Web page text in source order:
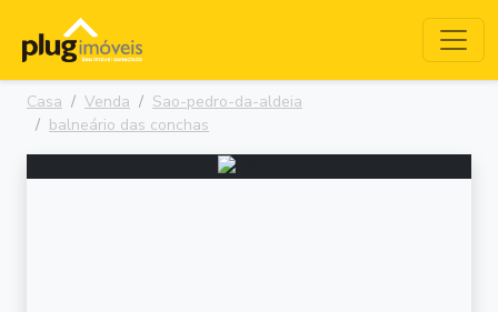
Casa Venda
Sao-pedro-da-aldeia
balneário das conchas